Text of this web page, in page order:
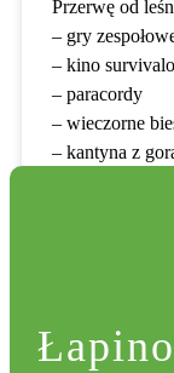
Przerwę od
– gry
– kino
– paracordy
– wieczorne
– kantyna z